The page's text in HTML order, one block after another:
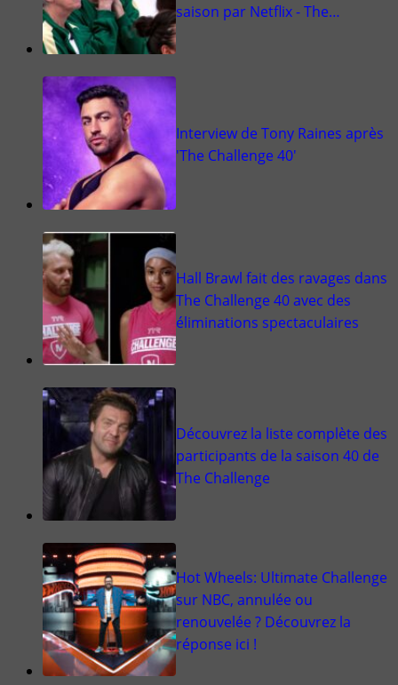
saison par Netflix - The…
Interview de Tony Raines après
'The Challenge 40'
Hall Brawl fait des ravages dans
The Challenge 40 avec des
éliminations spectaculaires
Découvrez la liste complète des
participants de la saison 40 de
The Challenge
Hot Wheels: Ultimate Challenge
sur NBC, annulée ou
renouvelée ? Découvrez la
réponse ici !